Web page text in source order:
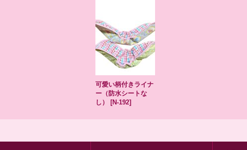
可愛い柄付きライナ
ー（防水シートな
し）
[N-192]